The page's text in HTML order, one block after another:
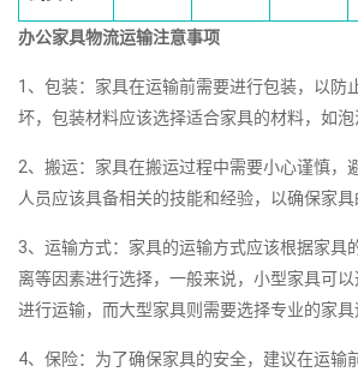
办公家具物流运输注意事项
1、包装：家具在运输前需要进行包装，以防
坏，包装材料应该选择适合家具的材料，如泡
2、搬运：家具在搬运过程中需要小心谨慎，
人员应该具备相关的技能和经验，以确保家具
3、运输方式：家具的运输方式应该根据家具
离等因素进行选择，一般来说，小型家具可
进行运输，而大型家具则需要选择专业的家具
4、保险：为了确保家具的安全，建议在运输